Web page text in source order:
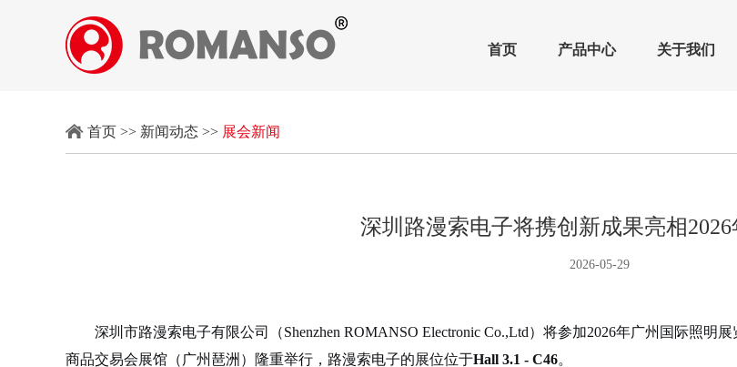
首页 产品中心 关于我们
首页 >> 新闻动态 >> 展会新闻
深圳路漫索电子将携创新成果亮相
2026-05-29
深圳市路漫索电子有限公司（Shenzhen ROMANSO Electronic Co.,Ltd）将参加2026年广州国际照明
商品交易会展馆（广州琶洲）隆重举行，路漫索电子的展位位于Hall 3.1 - C46。